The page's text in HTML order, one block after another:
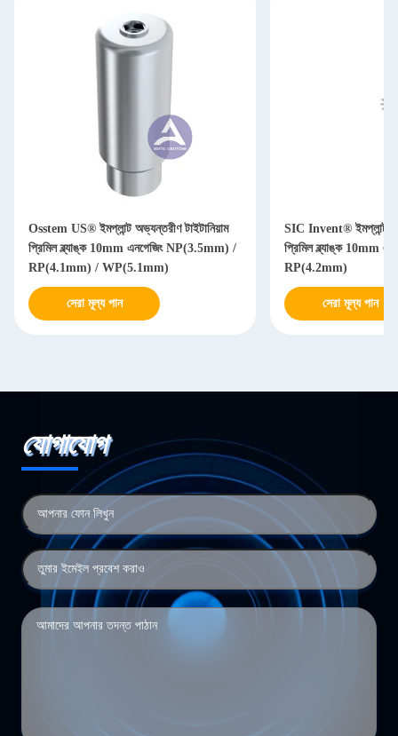
Osstem US® ইমপ্লান্ট অভ্যন্তরীণ টাইটানিয়াম
প্রিমিল ব্ল্যাঙ্ক 10mm এনগেজিং NP(3.5mm) /
RP(4.1mm) / WP(5.1mm)
সেরা মূল্য পান
SIC Invent® ইমপ্লান্ট
প্রিমিল ব্ল্যাঙ্ক 10mm
RP(4.2mm)
সেরা মূল্য পান
যোগাযোগ